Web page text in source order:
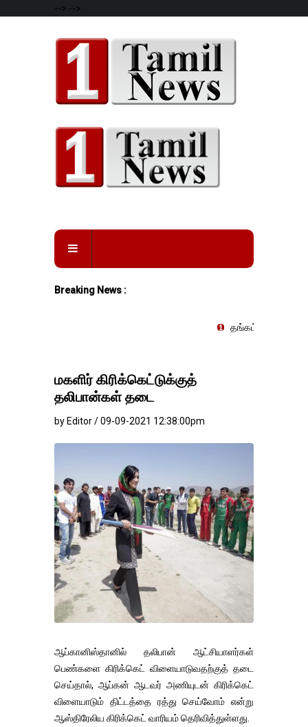
--> -->
Breaking News :
தங்கம்-வெள்ளி விலை
மகளிர் கிரிக்கெட்டுக்குத்
தலிபான்கள் தடை
by Editor / 09-09-2021 12:38:00pm
ஆப்கானிஸ்தானில் தலிபான் ஆட்சியாளர்கள்
பெண்களை கிரிக்கெட் விளையாடுவதற்குத் தடை
செய்தால், ஆப்கன் ஆடவர் அணியுடன் கிரிக்கெட்
விளையாடும் திட்டத்தை ரத்து செய்வோம் என்று
ஆஸ்திரேலிய கிரிக்கெட் வாரியம் தெரிவித்துள்ளது.